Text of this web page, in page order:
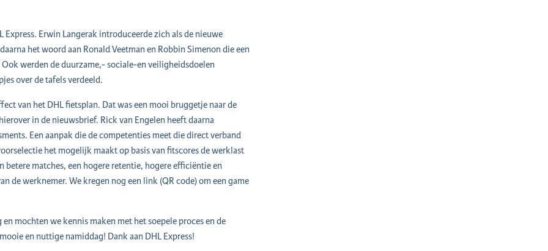
Erwin Langerak introduceerde zich als de nieuwe
het woord aan Ronald Veetman en Robbin Simenon die een
werden de duurzame,- sociale-en veiligheidsdoelen
over de tafels verdeeld.
van het DHL fietsplan. Dat was een mooi bruggetje naar de
in de nieuwsbrief. Rick van Engelen heeft daarna
Een aanpak die de competenties meet die direct verband
het mogelijk maakt op basis van fitscores de werklast
matches, een hogere retentie, hogere efficiëntie en
de werknemer. We kregen nog een link (QR code) om een game
mochten we kennis maken met het soepele proces en de
en nuttige namiddag! Dank aan DHL Express!